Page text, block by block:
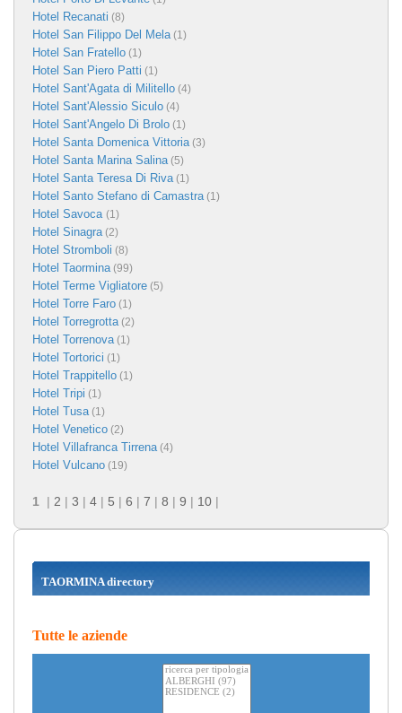
Hotel Recanati (8)
Hotel San Filippo Del Mela(1)
Hotel San Fratello (1)
Hotel San Piero Patti (1)
Hotel Sant'Agata di Militello (4)
Hotel Sant'Alessio Siculo (4)
Hotel Sant'Angelo Di Brolo (1)
Hotel Santa Domenica Vittoria(3)
Hotel Santa Marina Salina(5)
Hotel Santa Teresa Di Riva(1)
Hotel Santo Stefano di Camastra(1)
Hotel Savoca (1)
Hotel Sinagra(2)
Hotel Stromboli (8)
Hotel Taormina(99)
Hotel Terme Vigliatore (5)
Hotel Torre Faro (1)
Hotel Torregrotta(2)
Hotel Torrenova(1)
Hotel Tortorici (1)
Hotel Trappitello (1)
Hotel Tripi (1)
Hotel Tusa(1)
Hotel Venetico (2)
Hotel Villafranca Tirrena(4)
Hotel Vulcano (19)
1 | 2 | 3 | 4 | 5 | 6 | 7 | 8 | 9 | 10 |
TAORMINA directory
Tutte le aziende